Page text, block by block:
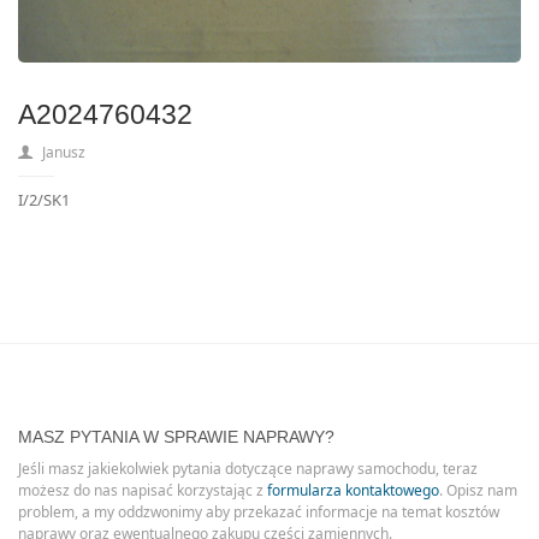
A2024760432
Janusz
I/2/SK1
MASZ PYTANIA W SPRAWIE NAPRAWY?
Jeśli masz jakiekolwiek pytania dotyczące naprawy samochodu, teraz
możesz do nas napisać korzystając z formularza kontaktowego. Opisz nam
problem, a my oddzwonimy aby przekazać informacje na temat kosztów
naprawy oraz ewentualnego zakupu części zamiennych.